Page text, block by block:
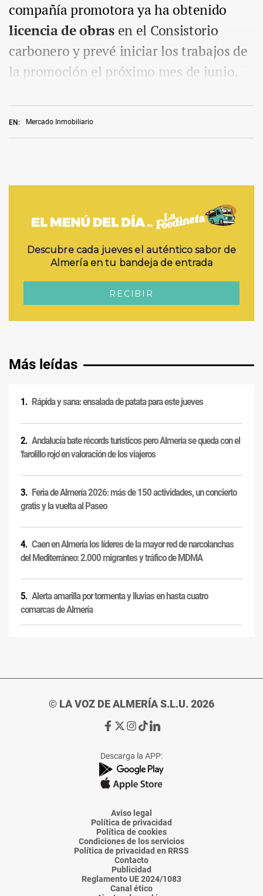
EN: Mercado Inmobiliario
compañía promotora ya ha obtenido
licencia de obrasen el Consistorio
carbonero y prevé iniciar los trabajos de
la promoción el próximo mes de junio.
Más leídas
Rápida y sana: ensalada de patata para este jueves
Andalucía bate récords turísticos pero Almería se queda con el
'farolillo rojo' en valoración de los viajeros
Feria de Almería 2026: más de 150 actividades, un concierto
gratis y la vuelta al Paseo
Caen en Almería los líderes de la mayor red de narcolanchas
del Mediterráneo: 2.000 migrantes y tráfico de MDMA
Alerta amarilla por tormenta y lluvias en hasta cuatro
comarcas de Almería
© LA VOZ DE ALMERÍA S.L.U. 2026
Ir
de
La
Voz
Almería
Ir
de
La
Voz
Almería
Ir
de
La
Voz
Almería
Ir
de
La
Voz
Almería
Ir
de
La
Voz
Descarga la APP:
Aviso legal
Política de privacidad
Política de cookies
Condiciones de los servicios
Política de privacidad en RRSS
Contacto
Publicidad
Reglamento UE 2024/1083
Canal ético